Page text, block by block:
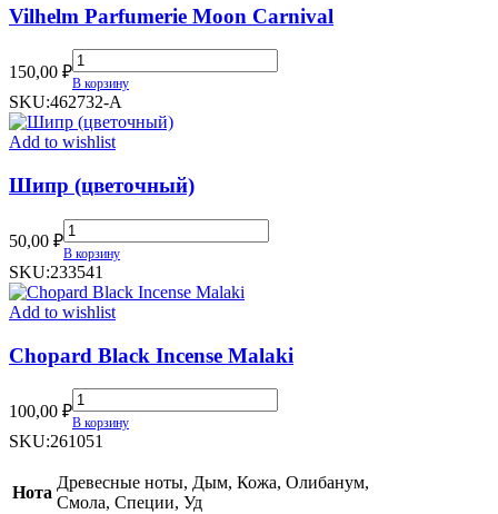
Vilhelm Parfumerie Moon Carnival
150,00 ₽
Vilhelm
Parfumerie
Moon
Carnival
quantity
В корзину
SKU:462732-A
Add to wishlist
Шипр (цветочный)
50,00 ₽
Шипр
(цветочный)
quantity
В корзину
SKU:233541
Add to wishlist
Chopard Black Incense Malaki
100,00 ₽
Chopard
Black
Incense
quantity
В корзину
SKU:261051
Нота
Древесные ноты, Дым, Кожа, Олибанум,
Смола, Специи, Уд